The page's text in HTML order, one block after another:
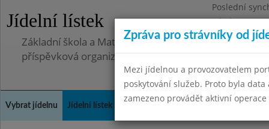
Jídelní lístek
Poslední
Pátek
Základní škola a Mateřská škola, Deblín, okres Brno-
příspěvková organizace
Vybrat jídelnu Jídelní lístek Kontakty a informace
Zpráva pro strávníky od
Mezi jídelnou a provozovatelem
poskytování služeb. Proto byla
zamezeno provádět aktivní